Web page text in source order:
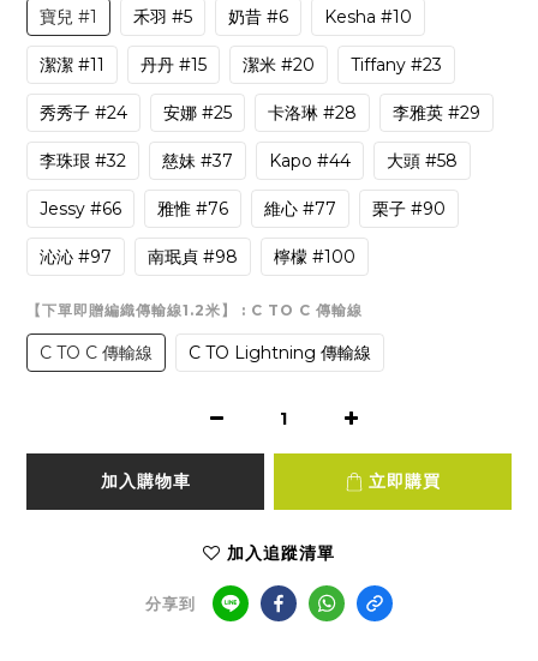
寶兒 #1 禾羽 #5 奶昔 #6 Kesha #10
潔潔 #11 丹丹 #15 潔米 #20 Tiffany #23
秀秀子 #24 安娜 #25 卡洛琳 #28 李雅英 #29
李珠珢 #32 慈妹 #37 Kapo #44 大頭 #58
Jessy #66 雅惟 #76 維心 #77 栗子 #90
沁沁 #97 南珉貞 #98 檸檬 #100
【下單即贈編織傳輸線1.2米】 : C TO C 傳輸線
C TO C 傳輸線 C TO Lightning 傳輸線
加入購物車 立即購買
加入追蹤清單
分享到